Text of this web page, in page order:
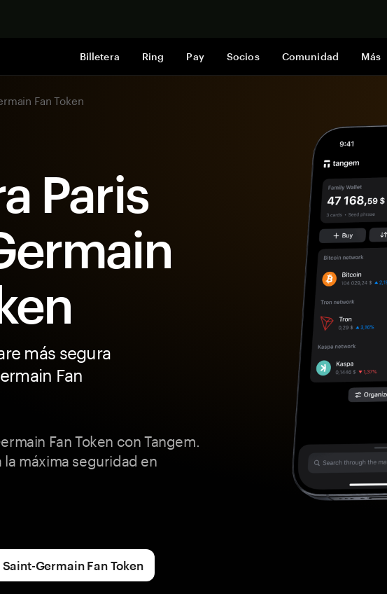
Billetera Ring Pay Socios Comunidad Más
Fan Token
Paris
más segura
Fan
Fan Token con Tangem.
máxima seguridad en
Germain Fan Token